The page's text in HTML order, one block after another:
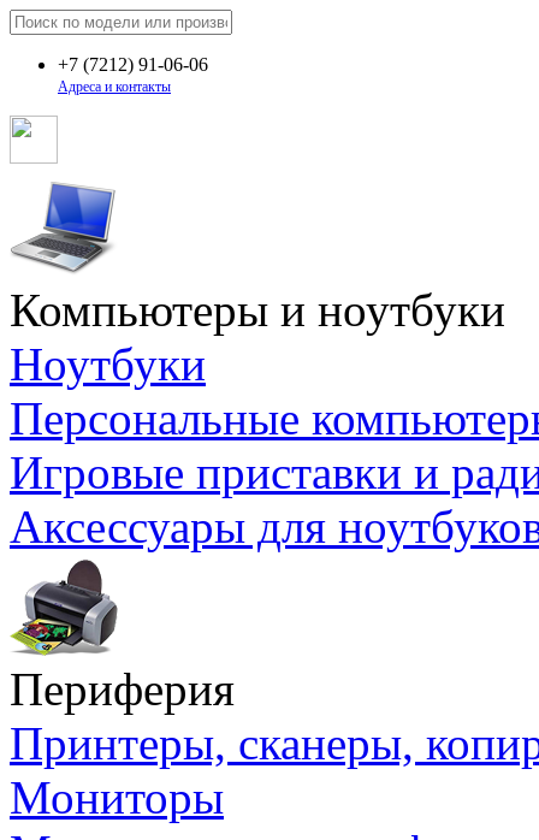
+7 (7212) 91-06-06
Адреса и контакты
Компьютеры и ноутбуки
Ноутбуки
Персональные
Игровые приставки и
Аксессуары для
Периферия
Принтеры, сканеры,
Мониторы